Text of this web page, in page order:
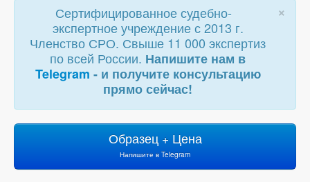
×
Сертифицированное судебно-
экспертное учреждение с 2013 г.
Членство СРО. Свыше 11 000 экспертиз
по всей России. Напишите нам в
Telegram - и получите консультацию
прямо сейчас!
Образец + Цена
Напишите в Telegram